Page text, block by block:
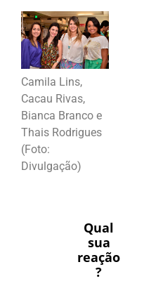
Camila Lins,
Cacau Rivas,
Bianca Branco e
Thais Rodrigues
(Foto:
Divulgação)
Qual
sua
reação
?